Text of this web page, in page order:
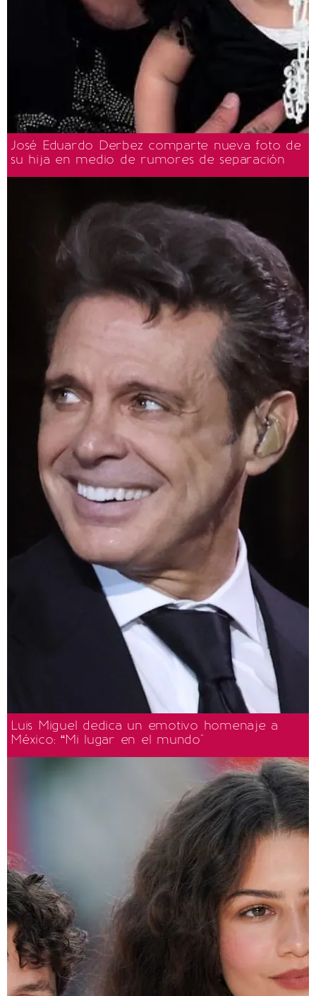
José Eduardo Derbez comparte nueva foto de
su hija en medio de rumores de separación
Luis Miguel dedica un emotivo homenaje a
México: “Mi lugar en el mundo"